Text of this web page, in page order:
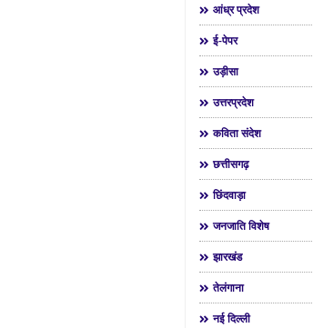
आंध्र प्रदेश
ई-पेपर
उड़ीसा
उत्तरप्रदेश
कविता संदेश
छत्तीसगढ़
छिंदवाड़ा
जनजाति विशेष
झारखंड
तेलंगाना
नई दिल्ली